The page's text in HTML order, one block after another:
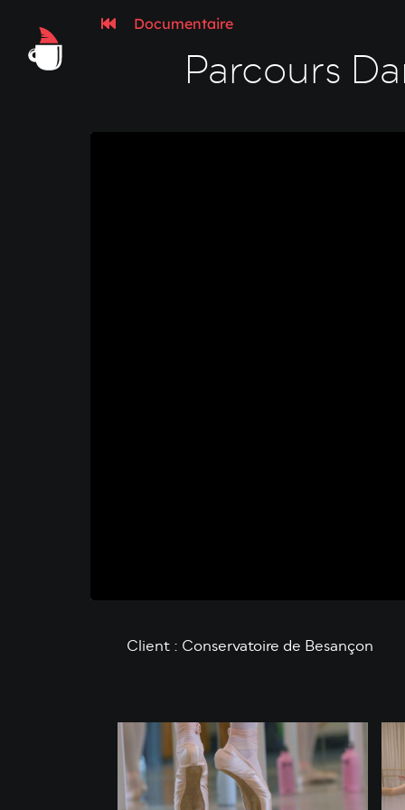
Documentaire
Parcours
Client : Conservatoire de Besançon